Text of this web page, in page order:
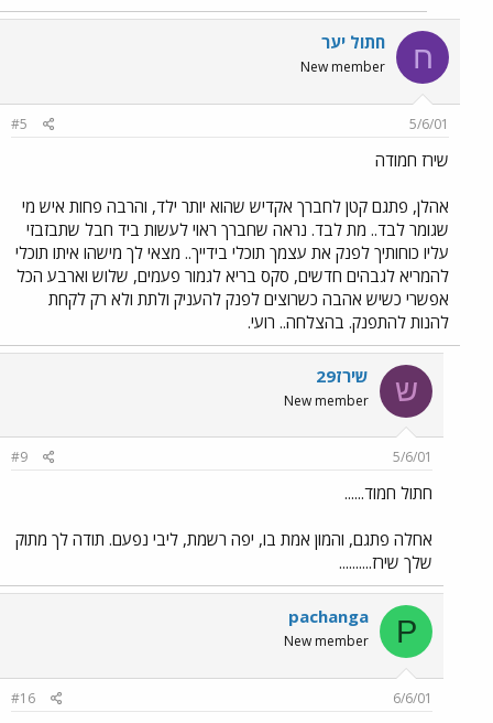
ח חתול יער
New member
5/6/01
#5
שירז חמודה
אהלן, פתגם קטן לחברך אקדיש שהוא יותר ילד, והרבה פחות איש מי
שגומר לבד.. מת לבד. נראה שחברך ראוי לעשות ביד חבל שתבזבזי
עליו כוחותיך לפנק את עצמך תוכלי בידייך.. מצאי לך מישהו איתו תוכלי
להמריא לגבהים חדשים, סקס בריא לגמור פעמים, שלוש וארבע הכל
אפשרי כשיש אהבה כשרוצים לפנק להעניק ולתת ולא רק לקחת
להנות להתפנק. בהצלחה.. רועי.
ש שירז29
New member
5/6/01
#9
חתול חמוד......
אחלה פתגם, והמון אמת בו, יפה רשמת, ליבי נפעם. תודה לך מתוק
שלך שירז..........
P
pachanga
New member
6/6/01
#16